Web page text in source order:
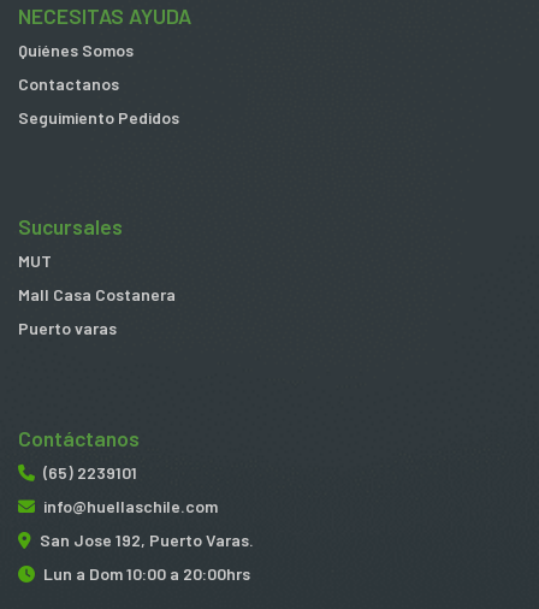
NECESITAS AYUDA
Quiénes Somos
Contactanos
Seguimiento Pedidos
Sucursales
MUT
Mall Casa Costanera
Puerto varas
Contáctanos
(65) 2239101
info@huellaschile.com
San Jose 192, Puerto Varas.
Lun a Dom 10:00 a 20:00hrs